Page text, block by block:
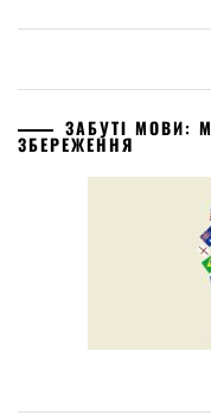
ЗАБУТІ МОВИ:
ЗБЕРЕЖЕННЯ